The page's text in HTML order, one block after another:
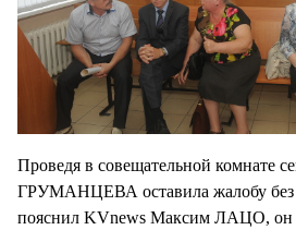
Проведя в совещательной комнате
ГРУМАНЦЕВА оставила жалобу без
пояснил KVnews Максим ЛАЦО, он